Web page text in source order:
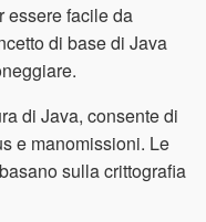
essere facile da
di base di Java
di Java, consente di
e manomissioni. Le
sulla crittografia